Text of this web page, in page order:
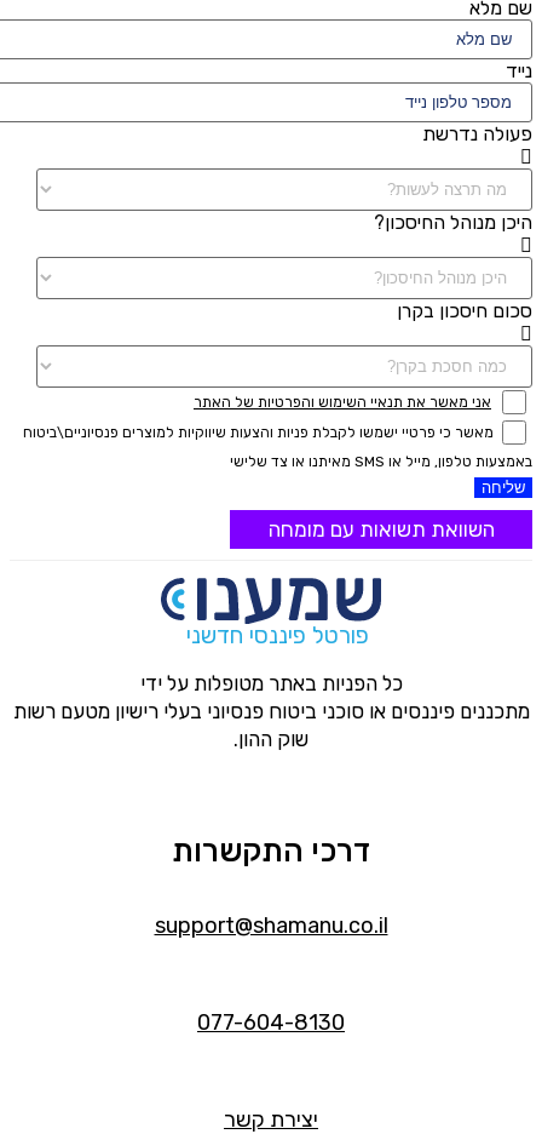
שם מלא
נייד
פעולה נדרשת
היכן מנוהל החיסכון?
סכום חיסכון בקרן
אני מאשר את תנאיי השימוש והפרטיות של האתר
מאשר כי פרטיי ישמשו לקבלת פניות והצעות שיווקיות למוצרים פנסיוניים\ביטוח
באמצעות טלפון, מייל או SMS מאיתנו או צד שלישי
שליחה
השוואת תשואות עם מומחה
פורטל פיננסי חדשני
כל הפניות באתר מטופלות על ידי
מתכננים פיננסים או סוכני ביטוח פנסיוני בעלי רישיון מטעם רשות
שוק ההון.
דרכי התקשרות
support@shamanu.co.il
077-604-8130
יצירת קשר